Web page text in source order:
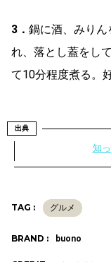
3． 鍋に酒、みりん
れ、落とし蓋をし
て10分程度煮る。
出典
知
TAG : グルメ
BRAND : buono